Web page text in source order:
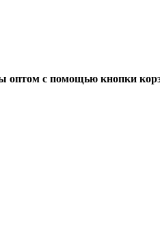
оптом с помощью кнопки